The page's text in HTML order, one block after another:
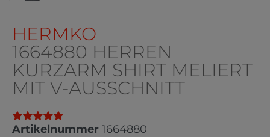
HERMKO
1664880 HERREN
KURZARM SHIRT MELIERT
MIT V-AUSSCHNITT
Artikelnummer 1664880